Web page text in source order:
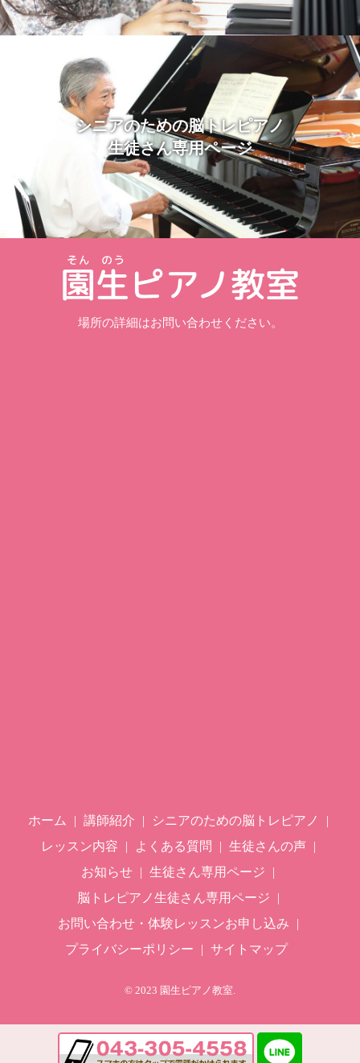
シニアのための脳トレピアノ
生徒さん専用ページ
場所の詳細はお問い合わせください。
ホーム 講師紹介
シニアのための脳トレピアノ
レッスン内容
よくある質問
生徒さんの声
お知らせ
生徒さん専用ページ
脳トレピアノ生徒さん専用ページ
お問い合わせ・体験レッスンお申し込み
プライバシーポリシー
サイトマップ
© 2023 園生ピアノ教室.